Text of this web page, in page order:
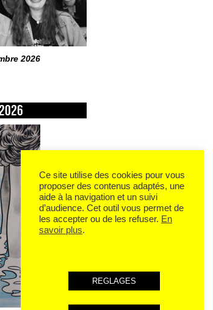
2026
Ce site utilise des cookies pour vous
proposer des contenus adaptés, une
aide à la navigation et un suivi
d’audience. Cet outil vous permet de
les accepter ou de les refuser. En
savoir plus.
REGLAGES